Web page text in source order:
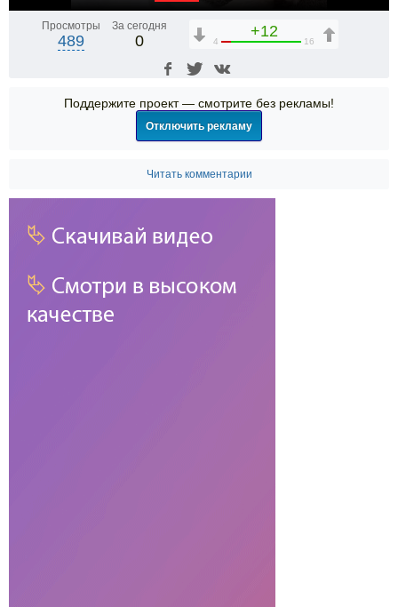
Просмотры
489
За сегодня
0
+12
4 16
Поддержите проект — смотрите без рекламы!
Отключить рекламу
Читать комментарии